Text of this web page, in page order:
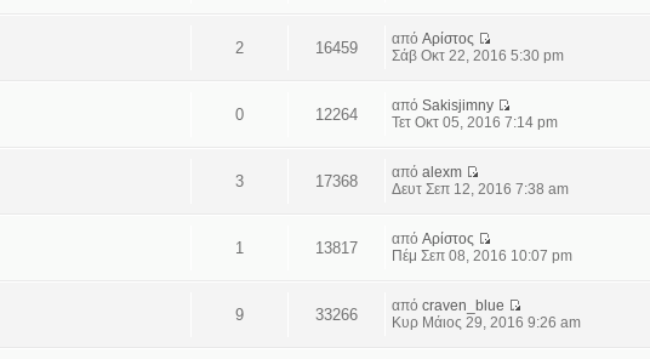
2 16459 απόΑρίστος
Σάβ Οκτ 22, 2016 5:30 pm
0 12264 απόSakisjimny
Τετ Οκτ 05, 2016 7:14 pm
3 17368 απόalexm
Δευτ Σεπ 12, 2016 7:38 am
1 13817 απόΑρίστος
Πέμ Σεπ 08, 2016 10:07 pm
9 33266 απόcraven_blue
Κυρ Μάιος 29, 2016 9:26 am